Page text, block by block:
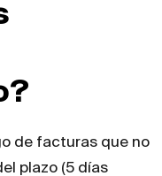
de facturas que no
plazo (5 días